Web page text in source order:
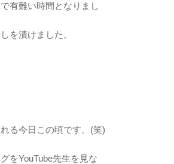
有難い時間となりまし
を漬けました。
る今日この頃です。(笑)
をYouTube先生を見な